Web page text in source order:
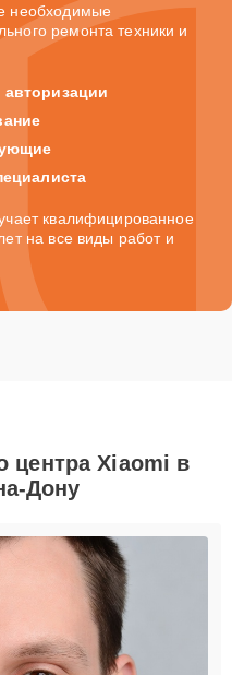
необходимые
ремонта техники и
квалифицированное
на все виды работ и
центра Xiaomi в
Дону